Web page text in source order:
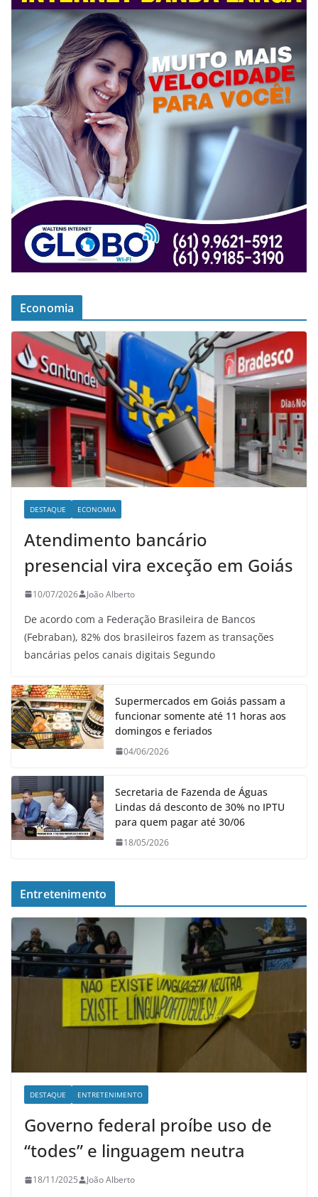
Economia
DESTAQUE ECONOMIA
Atendimento bancário
presencial vira exceção em Goiás
10/07/2026 João Alberto
De acordo com a Federação Brasileira de Bancos
(Febraban), 82% dos brasileiros fazem as transações
bancárias pelos canais digitais Segundo
Supermercados em Goiás passam a
funcionar somente até 11 horas aos
domingos e feriados
04/06/2026
Secretaria de Fazenda de Águas
Lindas dá desconto de 30% no IPTU
para quem pagar até 30/06
18/05/2026
Entretenimento
DESTAQUE ENTRETENIMENTO
Governo federal proíbe uso de
“todes” e linguagem neutra
18/11/2025 João Alberto